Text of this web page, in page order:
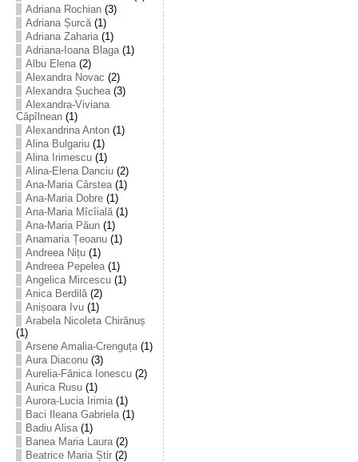
Adriana Rochian(3)
Adriana Șurcă(1)
Adriana Zaharia(1)
Adriana-Ioana Blaga(1)
Albu Elena(2)
Alexandra Novac (2)
Alexandra Șuchea(3)
Alexandra-Viviana
Căpîlnean(1)
Alexandrina Anton(1)
Alina Bulgariu(1)
Alina Irimescu(1)
Alina-Elena Danciu(2)
Ana-Maria Cârstea(1)
Ana-Maria Dobre(1)
Ana-Maria Mîcîială(1)
Ana-Maria Păun(1)
Anamaria Țeoanu(1)
Andreea Nițu(1)
Andreea Pepelea(1)
Angelica Mircescu(1)
Anica Berdilă(2)
Anișoara Ivu(1)
Arabela Nicoleta Chirănuș
(1)
Arsene Amalia-Crenguța(1)
Aura Diaconu(3)
Aurelia-Fănica Ionescu(2)
Aurica Rusu(1)
Aurora-Lucia Irimia(1)
Baci Ileana Gabriela(1)
Badiu Alisa(1)
Banea Maria Laura(2)
Beatrice Maria Știr(2)